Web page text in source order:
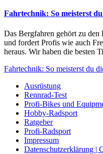
Fahrtechnik: So meisterst
Das Bergfahren gehört zu
und fordert Profis wie auch
heraus. Wir haben die besten
Fahrtechnik: So meisterst du
Ausrüstung
Rennrad-Test
Profi-Bikes und
Hobby-Radsport
Ratgeber
Profi-Radsport
Impressum
Datenschutzerklärung |